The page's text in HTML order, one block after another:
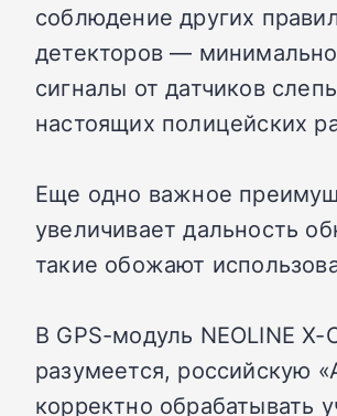
соблюдение других
детекторов —
сигналы от датчиков
настоящих полицейских
Еще одно важное
увеличивает дальность
такие обожают
В GPS-модуль NEOLINE
разумеется, российскую
корректно обрабатывать